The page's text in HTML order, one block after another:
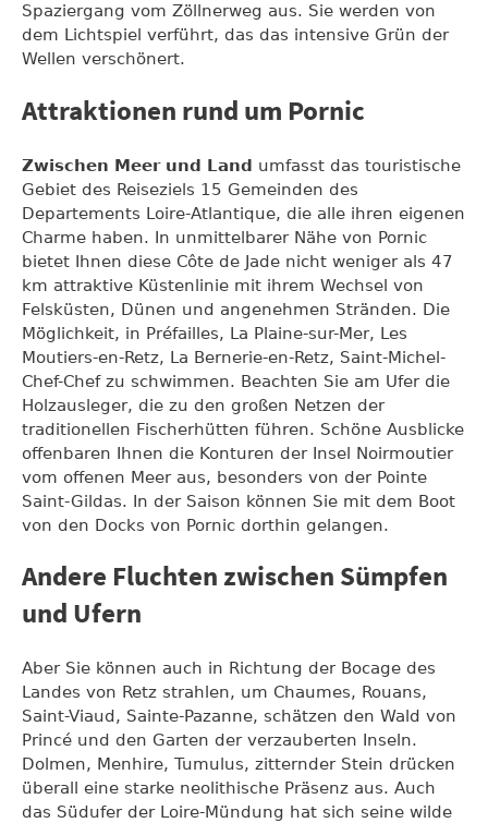
Spaziergang vom Zöllnerweg aus. Sie werden von
dem Lichtspiel verführt, das das intensive Grün der
Wellen verschönert.
Attraktionen rund um Pornic
Zwischen Meer und Land umfasst das touristische
Gebiet des Reiseziels 15 Gemeinden des
Departements Loire-Atlantique, die alle ihren eigenen
Charme haben. In unmittelbarer Nähe von Pornic
bietet Ihnen diese Côte de Jade nicht weniger als 47
km attraktive Küstenlinie mit ihrem Wechsel von
Felsküsten, Dünen und angenehmen Stränden. Die
Möglichkeit, in Préfailles, La Plaine-sur-Mer, Les
Moutiers-en-Retz, La Bernerie-en-Retz, Saint-Michel-
Chef-Chef zu schwimmen. Beachten Sie am Ufer die
Holzausleger, die zu den großen Netzen der
traditionellen Fischerhütten führen. Schöne Ausblicke
offenbaren Ihnen die Konturen der Insel Noirmoutier
vom offenen Meer aus, besonders von der Pointe
Saint-Gildas. In der Saison können Sie mit dem Boot
von den Docks von Pornic dorthin gelangen.
Andere Fluchten zwischen Sümpfen
und Ufern
Aber Sie können auch in Richtung der Bocage des
Landes von Retz strahlen, um Chaumes, Rouans,
Saint-Viaud, Sainte-Pazanne, schätzen den Wald von
Princé und den Garten der verzauberten Inseln.
Dolmen, Menhire, Tumulus, zitternder Stein drücken
überall eine starke neolithische Präsenz aus. Auch
das Südufer der Loire-Mündung hat sich seine wilde